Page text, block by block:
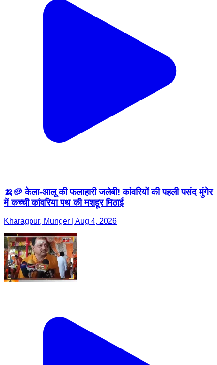
🍌🥔 केला-आलू की फलाहारी जलेबी! कांवरियों की पहली पसंद मुंगेर
में कच्ची कांवरिया पथ की मशहूर मिठाई
Kharagpur, Munger | Aug 4, 2026